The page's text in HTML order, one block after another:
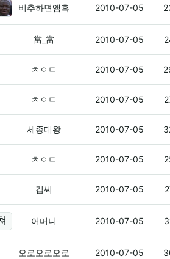
오늘의 MOM
비추하면앰흑 2010-07-05
(7)
當_當 2010-07-05
(1)
ㅊㅇㄷ 2010-07-05
(3)
ㅊㅇㄷ 2010-07-05
(3)
세종대왕 2010-07-05
(2)
ㅊㅇㄷ 2010-07-05
(4)
김씨 2010-07-05
쳐 자라 .(2)
어머니 2010-07-05
오로오로오로 2010-07-05